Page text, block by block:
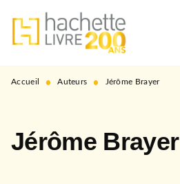
MENU RECHERCHE
PIED DE PAGE
Accueil • Auteurs • Jérôme Brayer
Jérôme Brayer